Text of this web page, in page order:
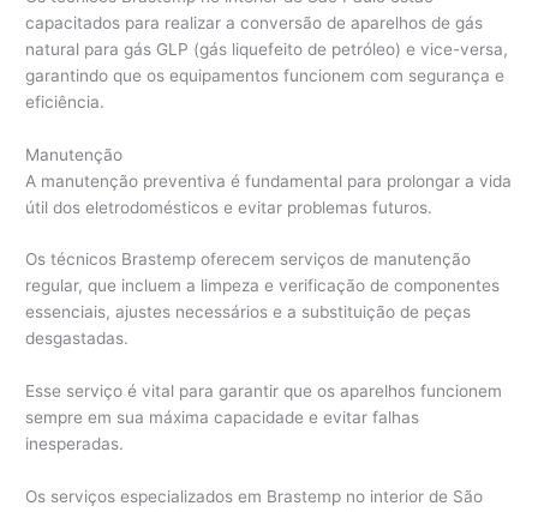
capacitados para realizar a conversão de aparelhos de gás
natural para gás GLP (gás liquefeito de petróleo) e vice-versa,
garantindo que os equipamentos funcionem com segurança e
eficiência.
Manutenção
A manutenção preventiva é fundamental para prolongar a vida
útil dos eletrodomésticos e evitar problemas futuros.
Os técnicos Brastemp oferecem serviços de manutenção
regular, que incluem a limpeza e verificação de componentes
essenciais, ajustes necessários e a substituição de peças
desgastadas.
Esse serviço é vital para garantir que os aparelhos funcionem
sempre em sua máxima capacidade e evitar falhas
inesperadas.
Os serviços especializados em Brastemp no interior de São